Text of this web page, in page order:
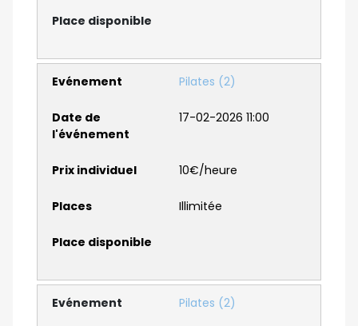
Pilates (2)
17-02-2026 11:00
10€/heure
Illimitée
Pilates (2)